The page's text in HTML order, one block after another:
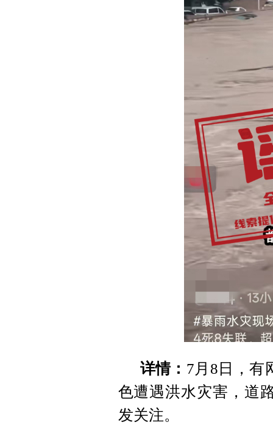
详情： 7月8日，有
色遭遇洪水灾害，道
发关注。